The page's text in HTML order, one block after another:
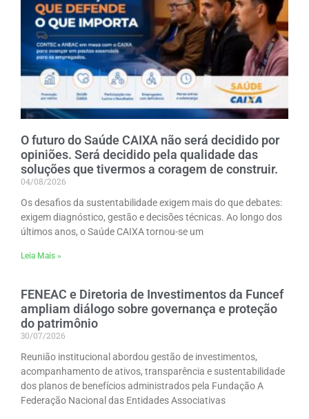
O futuro do Saúde CAIXA não será decidido por
opiniões. Será decidido pela qualidade das
soluções que tivermos a coragem de construir.
04/08/2026
Os desafios da sustentabilidade exigem mais do que debates:
exigem diagnóstico, gestão e decisões técnicas. Ao longo dos
últimos anos, o Saúde CAIXA tornou-se um
Leia Mais »
FENEAC e Diretoria de Investimentos da Funcef
ampliam diálogo sobre governança e proteção
do patrimônio
30/07/2026
Reunião institucional abordou gestão de investimentos,
acompanhamento de ativos, transparência e sustentabilidade
dos planos de benefícios administrados pela Fundação A
Federação Nacional das Entidades Associativas